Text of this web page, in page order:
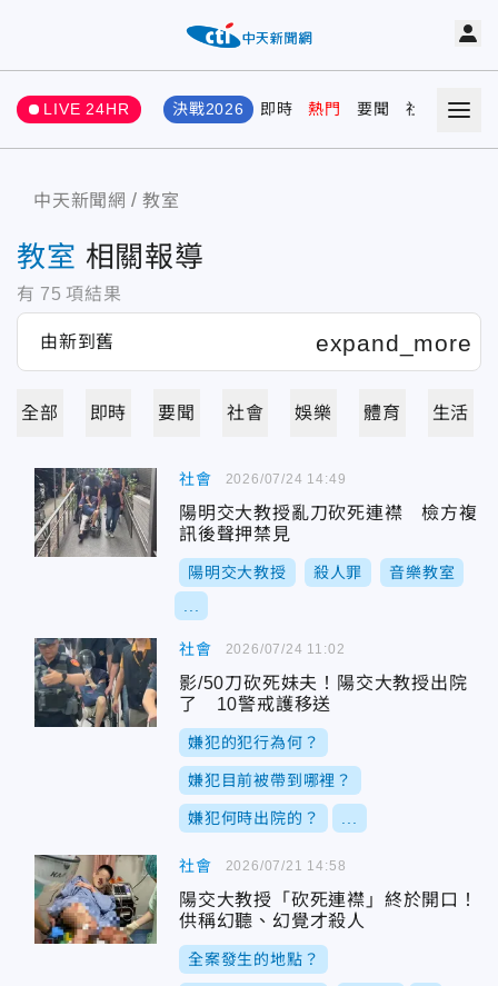
LIVE 24HR 決戰2026 即時 熱門 要聞 社會 娛樂
中天新聞網 教室
教室 相關報導
有 75 項結果
全部 即時 要聞 社會 娛樂 體育 生活
社會
陽明交大教授亂刀砍死連襟 檢方複
訊後聲押禁見
陽明交大教授 殺人罪 音樂教室
2026/07/24 14:49
社會
影/50刀砍死妹夫！陽交大教授出院
了 10警戒護移送
嫌犯的犯行為何？
嫌犯目前被帶到哪裡？
嫌犯何時出院的？
2026/07/24 11:02
社會
陽交大教授「砍死連襟」終於開口！
供稱幻聽、幻覺才殺人
全案發生的地點？
2026/07/21 14:58